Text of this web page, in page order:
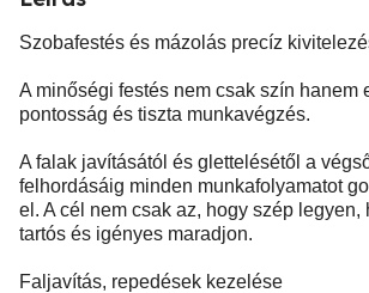
Szobafestés és mázolás precíz
A minőségi festés nem csak szín hanem
pontosság és tiszta munkavégzés.
A falak javításától és glettelésétől a
felhordásáig minden munkafolyamatot
el. A cél nem csak az, hogy szép legyen,
tartós és igényes maradjon.
Faljavítás, repedések kezelése